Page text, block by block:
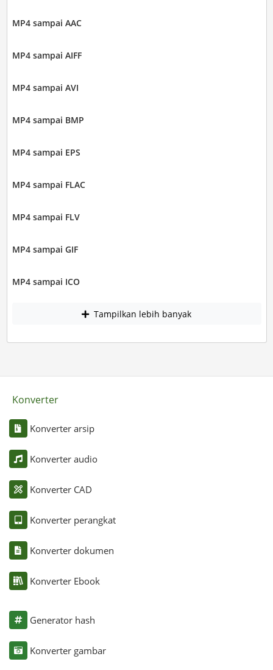
MP4 sampai AAC
MP4 sampai AIFF
MP4 sampai AVI
MP4 sampai BMP
MP4 sampai EPS
MP4 sampai FLAC
MP4 sampai FLV
MP4 sampai GIF
MP4 sampai ICO
Tampilkan lebih banyak
Konverter
Konverter arsip
Konverter audio
Konverter CAD
Konverter perangkat
Konverter dokumen
Konverter Ebook
Generator hash
Konverter gambar